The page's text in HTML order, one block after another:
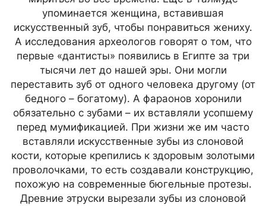
упоминается женщина, вставившая
искусственный зуб, чтобы понравиться жениху.
А исследования археологов говорят о том, что
первые «дантисты» появились в Египте за три
тысячи лет до нашей эры. Они могли
переставить зуб от одного человека другому (от
бедного – богатому). А фараонов хоронили
обязательно с зубами – их вставляли усопшему
перед мумификацией. При жизни же им часто
вставляли искусственные зубы из слоновой
кости, которые крепились к здоровым золотыми
проволочками, то есть создавали конструкцию,
похожую на современные бюгельные протезы.
Древние этруски вырезали зубы из слоновой